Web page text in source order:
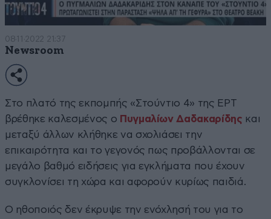
08·11·2022 21:37
Newsroom
Στο πλατό της εκπομπής «Στούντιο 4» της ΕΡΤ
βρέθηκε καλεσμένος ο Πυγμαλίων Δαδακαρίδης και
μεταξύ άλλων κλήθηκε να σχολιάσει την
επικαιρότητα και το γεγονός πως προβάλλονται σε
μεγάλο βαθμό ειδήσεις για εγκλήματα που έχουν
συγκλονίσει τη χώρα και αφορούν κυρίως παιδιά.
Ο ηθοποιός δεν έκρυψε την ενόχλησή του για το